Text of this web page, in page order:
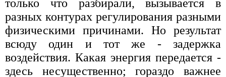
только что разбирали, вызывается в
разных контурах регулирования разными
физическими причинами. Но результат
всюду один и тот же - задержка
воздействия. Какая энергия передается -
здесь несущественно; гораздо важнее